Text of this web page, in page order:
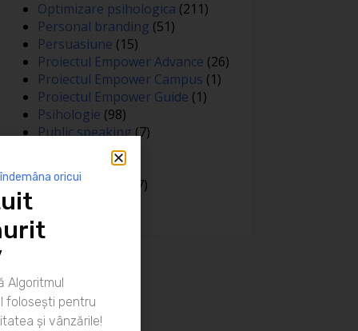
Optimizare psihologica (211)
Personal branding (51)
Persuasiune (15)
Proiectul Empower Advance (26)
Proiectul Empower Campus (1)
Proiectul Empower Guide (1)
Psihologie (98)
Public speaking(7)
(81)
Spiritualitate
(127)
oricui
Algoritmul
folosești pentru
și vânzările!